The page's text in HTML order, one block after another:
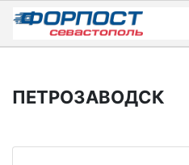
Skip
content
ПЕТРОЗАВОДСК